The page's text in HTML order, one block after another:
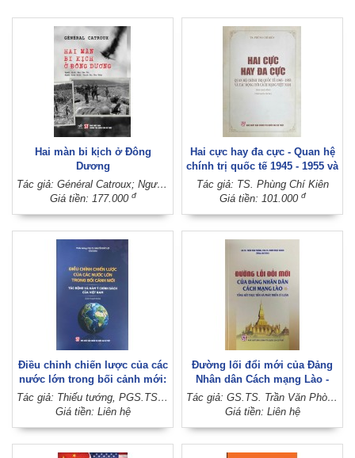
Hai màn bi kịch ở Đông
Dương
Tác giả: Général Catroux; Người dịch: Mai Yên Thi; Người hiệu đính: Trịnh Thị Thu Thủy
Giá tiền: 177.000 đ
Hai cực hay đa cực - Quan hệ
chính trị quốc tế 1945 - 1955 và
tác động tới cách mạng Việt
Nam (Sách chuyên khảo) (Xuất
Tác giả: TS. Phùng Chí Kiên
Giá tiền: 101.000 đ
Điều chỉnh chiến lược của các
nước lớn trong bối cảnh mới:
Tác động và hàm ý chính sách
của Việt Nam (Sách chuyên
Tác giả: Thiếu tướng, PGS.TS. Nguyễn Đức Lợi (Chủ biên)
Giá tiền: Liên hệ
Đường lối đổi mới của Đảng
Nhân dân Cách mạng Lào -
Tổng kết thực tiễn và phát
triển lý luận
Tác giả: GS.TS. Trần Văn Phòng, PGS.TS. Đinh Ngọc Giang (Đồng chủ biên)
Giá tiền: Liên hệ